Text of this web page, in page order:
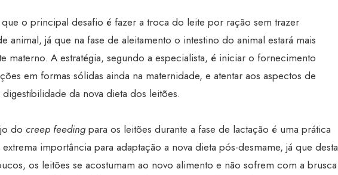
o principal desafio é fazer a troca do leite por ração sem trazer
animal, já que na fase de aleitamento o intestino do animal estará mais
materno. A estratégia, segundo a especialista, é iniciar o fornecimento
em formas sólidas ainda na maternidade, e atentar aos aspectos de
da nova dieta dos leitões.
do creep feeding para os leitões durante a fase de lactação é uma prática
importância para adaptação a nova dieta pós-desmame, já que desta
os leitões se acostumam ao novo alimento e não sofrem com a brusca